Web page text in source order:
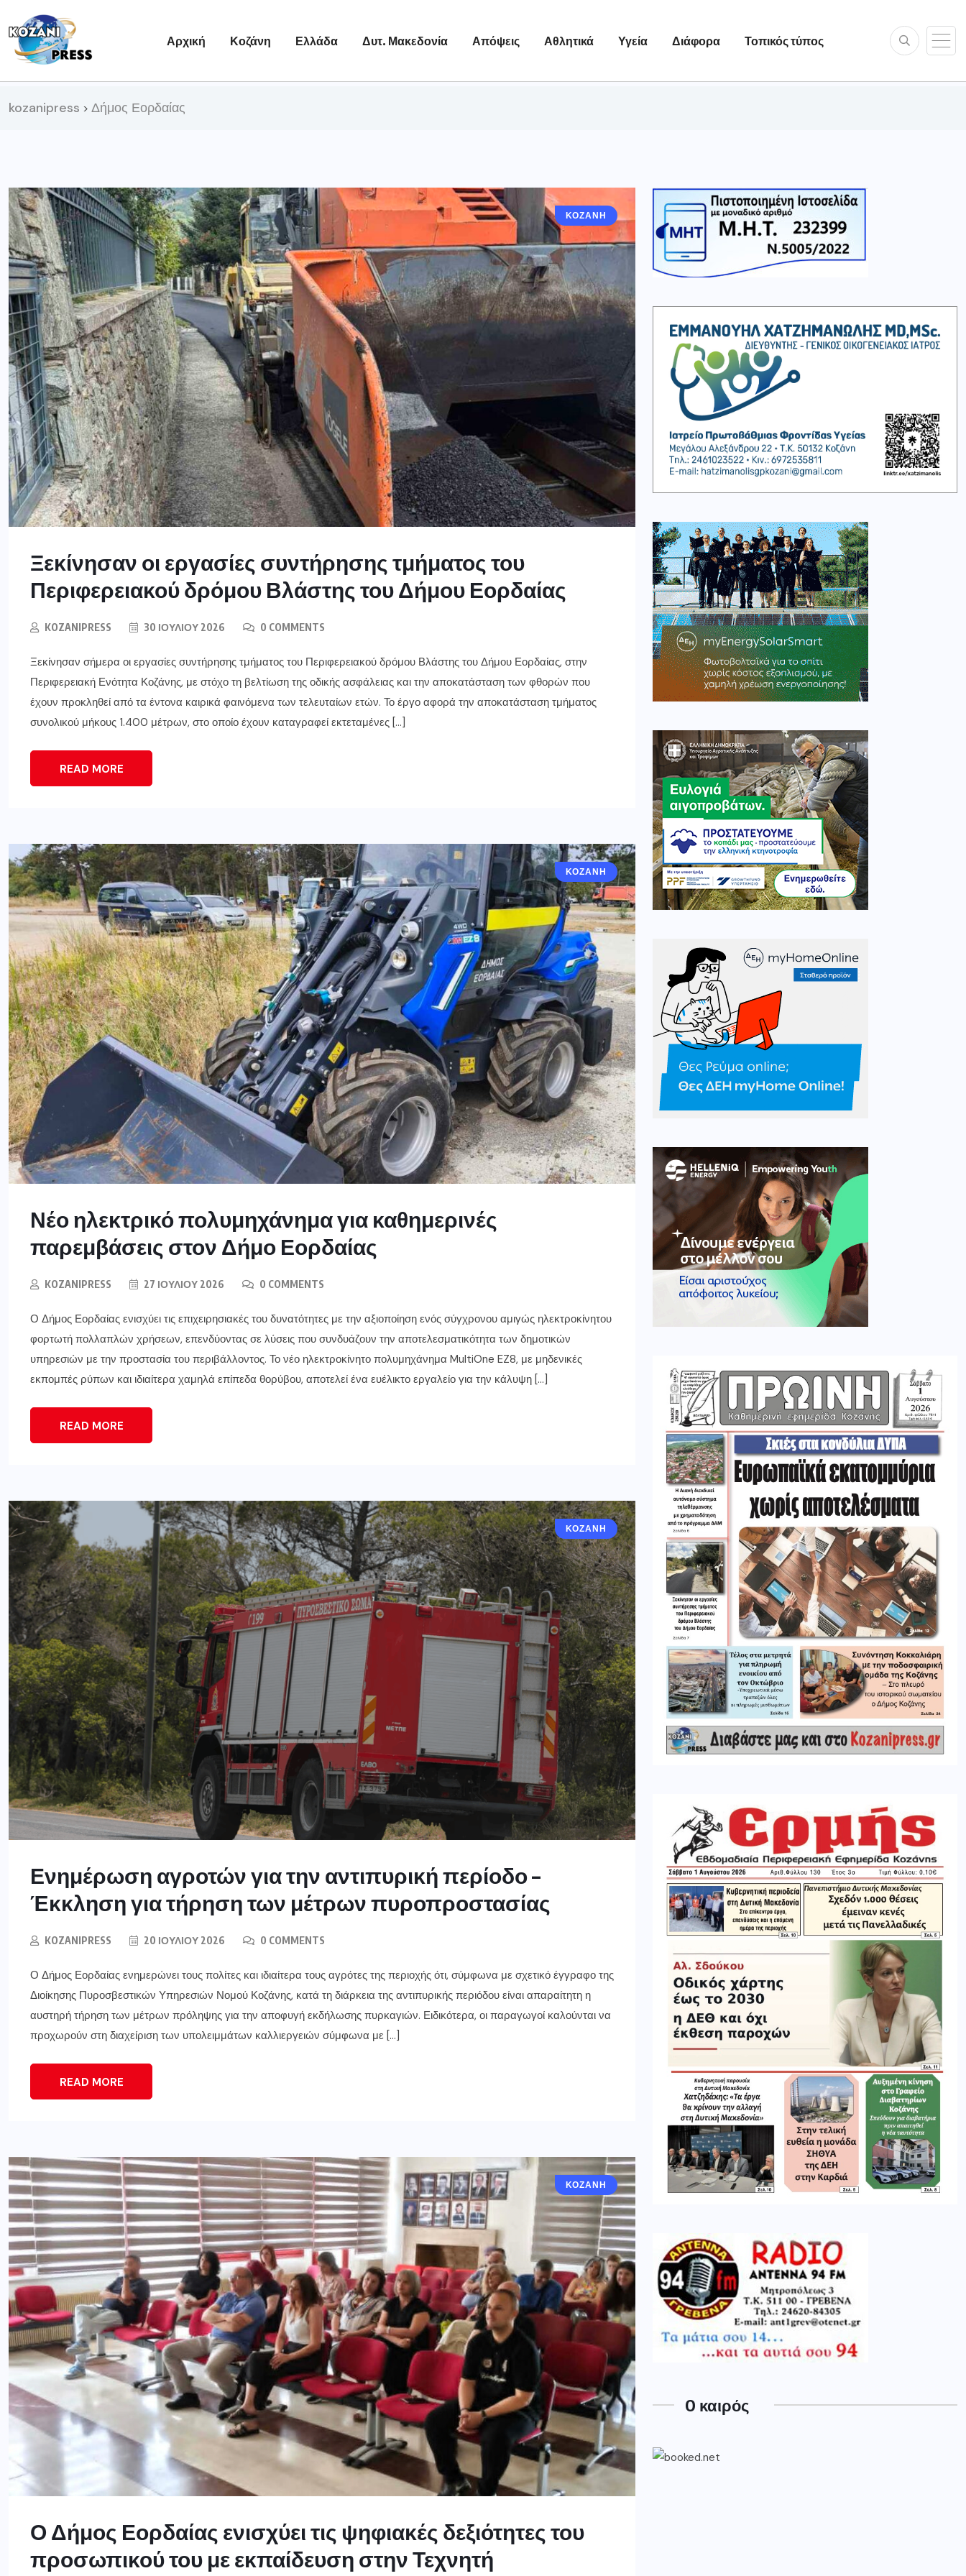
Αρχική Κοζάνη Ελλάδα Δυτ. Μακεδονία Απόψεις Αθλητικά Υγεία Διάφορα Τοπικός τύπος
kozanipress > Δήμος Εορδαίας
ΚΟΖΆΝΗ
Ξεκίνησαν οι εργασίες συντήρησης τμήματος του
Περιφερειακού δρόμου Βλάστης του Δήμου Εορδαίας
KOZANIPRESS 30 ΙΟΥΛΊΟΥ 2026 0 COMMENTS
Ξεκίνησαν σήμερα οι εργασίες συντήρησης τμήματος του Περιφερειακού δρόμου Βλάστης του Δήμου Εορδαίας, στην
Περιφερειακή Ενότητα Κοζάνης, με στόχο τη βελτίωση της οδικής ασφάλειας και την αποκατάσταση των φθορών που
έχουν προκληθεί από τα έντονα καιρικά φαινόμενα των τελευταίων ετών. Το έργο αφορά την αποκατάσταση τμήματος
συνολικού μήκους 1.400 μέτρων, στο οποίο έχουν καταγραφεί εκτεταμένες […]
READ MORE
ΚΟΖΆΝΗ
Νέο ηλεκτρικό πολυμηχάνημα για καθημερινές
παρεμβάσεις στον Δήμο Εορδαίας
KOZANIPRESS 27 ΙΟΥΛΊΟΥ 2026 0 COMMENTS
Ο Δήμος Εορδαίας ενισχύει τις επιχειρησιακές του δυνατότητες με την αξιοποίηση ενός σύγχρονου αμιγώς ηλεκτροκίνητου
φορτωτή πολλαπλών χρήσεων, επενδύοντας σε λύσεις που συνδυάζουν την αποτελεσματικότητα των δημοτικών
υπηρεσιών με την προστασία του περιβάλλοντος. Το νέο ηλεκτροκίνητο πολυμηχάνημα MultiOne EZ8, με μηδενικές
εκπομπές ρύπων και ιδιαίτερα χαμηλά επίπεδα θορύβου, αποτελεί ένα ευέλικτο εργαλείο για την κάλυψη […]
READ MORE
ΚΟΖΆΝΗ
Ενημέρωση αγροτών για την αντιπυρική περίοδο –
Έκκληση για τήρηση των μέτρων πυροπροστασίας
KOZANIPRESS 20 ΙΟΥΛΊΟΥ 2026 0 COMMENTS
Ο Δήμος Εορδαίας ενημερώνει τους πολίτες και ιδιαίτερα τους αγρότες της περιοχής ότι, σύμφωνα με σχετικό έγγραφο της
Διοίκησης Πυροσβεστικών Υπηρεσιών Νομού Κοζάνης, κατά τη διάρκεια της αντιπυρικής περιόδου είναι απαραίτητη η
αυστηρή τήρηση των μέτρων πρόληψης για την αποφυγή εκδήλωσης πυρκαγιών. Ειδικότερα, οι παραγωγοί καλούνται να
προχωρούν στη διαχείριση των υπολειμμάτων καλλιεργειών σύμφωνα με […]
READ MORE
ΚΟΖΆΝΗ
Ο Δήμος Εορδαίας ενισχύει τις ψηφιακές δεξιότητες του
προσωπικού του με εκπαίδευση στην Τεχνητή
O καιρός